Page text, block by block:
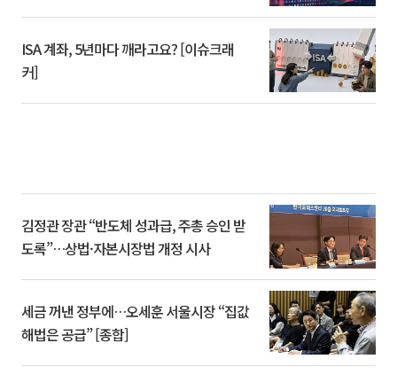
ISA 계좌, 5년마다 깨라고요? [이슈크래
커]
김정관 장관 “반도체 성과급, 주총 승인 받
도록”…상법·자본시장법 개정 시사
세금 꺼낸 정부에…오세훈 서울시장 “집값
해법은 공급” [종합]